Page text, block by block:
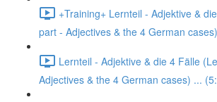
+Training+ Lernteil - Adjektive &
part - Adjectives & the 4 German
Lernteil - Adjektive & die 4 Fälle
Adjectives & the 4 German cases) ...